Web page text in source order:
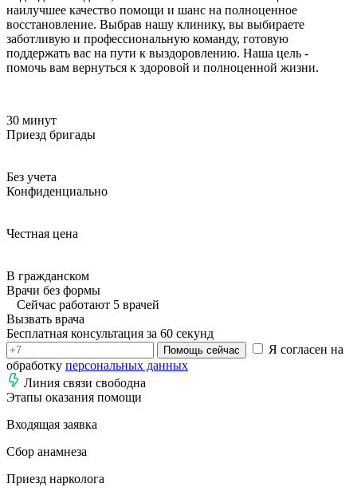
наилучшее качество помощи и шанс на полноценное
восстановление. Выбрав нашу клинику, вы выбираете
заботливую и профессиональную команду, готовую
поддержать вас на пути к выздоровлению. Наша цель -
помочь вам вернуться к здоровой и полноценной жизни.
30 минут
Приезд бригады
Без учета
Конфиденциально
Честная цена
В гражданском
Врачи без формы
Сейчас работают 5 врачей
Вызвать врача
Бесплатная консультация за 60 секунд
Помощь сейчас
Я согласен на
обработку персональных данных
Линия связи свободна
Этапы оказания помощи
Входящая заявка
Сбор анамнеза
Приезд нарколога